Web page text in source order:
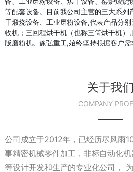
等配套设备。目前我公司主营的三大系列
干煅烧设备、工业磨粉设备,代表产品分
收机；三回程烘干机（也称三筒烘干机）
版磨粉机。豫弘重工,始终坚持根据客户
关于我们
COMPANY
公司成立于2012年，已经历尽风雨
事精密机械零件加工，非标自动化
等设计开发和生产的专业化公司，